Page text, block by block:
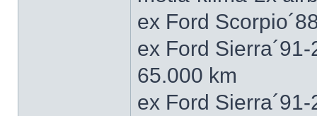
ex Ford
ex Ford
65.000 km
ex Ford